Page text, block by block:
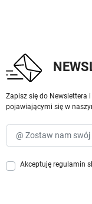
Zapisz się do Newslettera
pojawiającymi się w
Akceptuję regulamin